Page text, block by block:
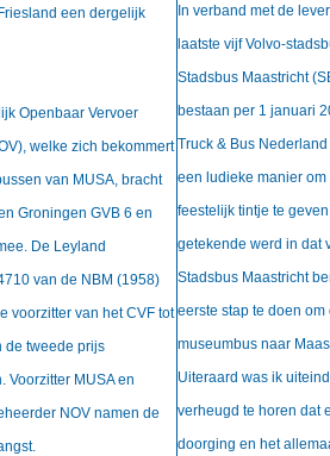
een dergelijk
Openbaar Vervoer
welke zich bekommert
van MUSA, bracht
Groningen GVB 6 en
De Leyland
van de NBM (1958)
voorzitter van het CVF tot
de tweede prijs
Voorzitter MUSA en
NOV namen de
In verband met de
laatste vijf Volvo-
Stadsbus Maastricht
bestaan per 1 januari
Truck & Bus
een ludieke manier om
feestelijk tintje te
getekende werd in dat
Stadsbus Maastricht
eerste stap te doen om
museumbus naar
Uiteraard was ik
verheugd te horen dat
doorging en het